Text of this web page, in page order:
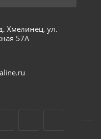
Хмелинец, ул.
57А